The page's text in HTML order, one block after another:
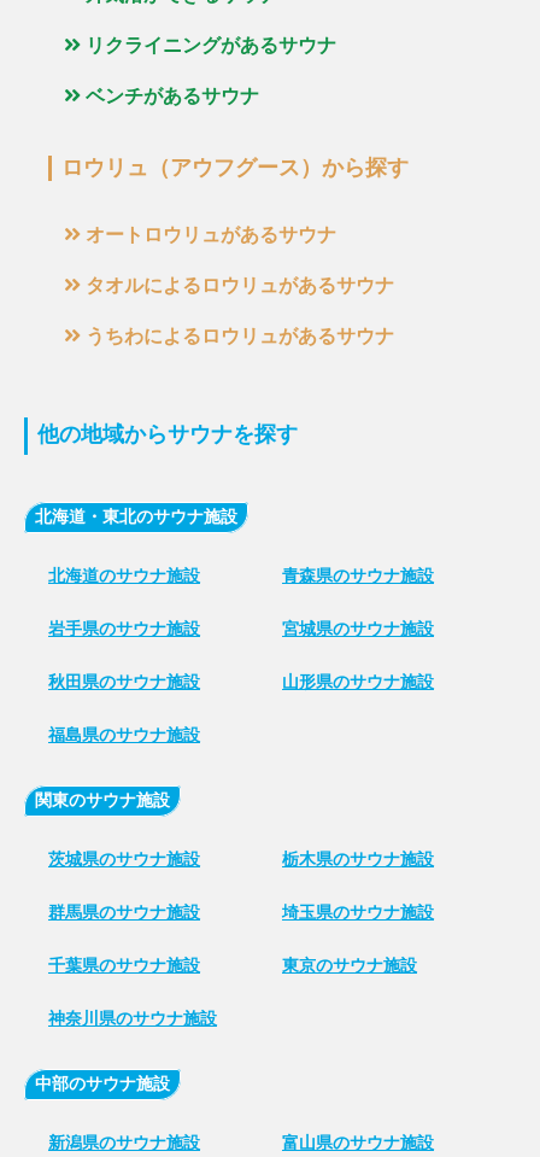
リクライニングがあるサウナ
ベンチがあるサウナ
ロウリュ（アウフグース）から探す
オートロウリュがあるサウナ
タオルによるロウリュがあるサウナ
うちわによるロウリュがあるサウナ
他の地域からサウナを探す
北海道・東北のサウナ施設
北海道のサウナ施設 青森県のサウナ施設
岩手県のサウナ施設 宮城県のサウナ施設
秋田県のサウナ施設 山形県のサウナ施設
福島県のサウナ施設
関東のサウナ施設
茨城県のサウナ施設 栃木県のサウナ施設
群馬県のサウナ施設 埼玉県のサウナ施設
千葉県のサウナ施設 東京のサウナ施設
神奈川県のサウナ施設
中部のサウナ施設
新潟県のサウナ施設 富山県のサウナ施設